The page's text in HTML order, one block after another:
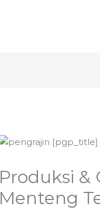
Produksi &
Menteng